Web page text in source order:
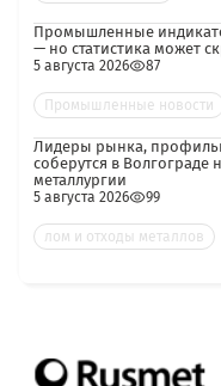
Промышленные
— но статистика может
5 августа 2026 87
Промышленные новости
Лидеры рынка,
соберутся в
металлургии
5 августа 2026 99
лом и отходы металлов